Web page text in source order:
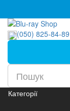
(050) 825-84-89
Категорії